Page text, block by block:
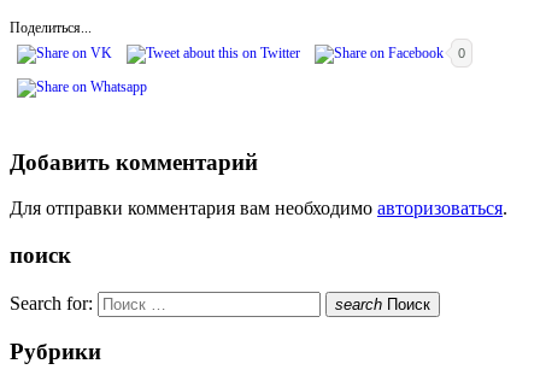
Поделиться...
0
Добавить комментарий
Для отправки комментария вам необходимо авторизоваться.
поиск
Search for: search Поиск
Рубрики